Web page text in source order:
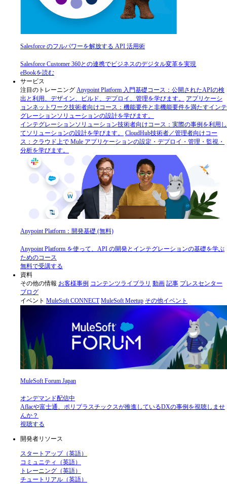
Salesforce のフルパワーを解放する API 活用術
Salesforce Customer 360との連携でビジネスのデジタル変革を実現
eBookを読む
サービス
注目のトレーニング Anypoint Platform 入門基礎コース：公開されたAPIの検
出と利用、デザイン、ビルド、デプロイ、管理を学びます。
アプリケーシ
ョンネットワーク技術者向けコース：機能要件と非機能要件を満たすインテ
グレーションソリューションの設計を学びます。
インテグレーションソリューション技術者向けコース：実際の事例を利用し
てソリューションの設計を学びます。
CloudHub技術者／管理者向けコー
ス：クラウド上で Mule アプリケーションの設定・デプロイ・管理・監視・
分析を学びます。
Anypoint Platform：開発基礎 (無料)
Anypoint Platform を使って、API の開発とインテグレーションの基礎を学ぶ
ためのコース
無料で受講する
資料
その他の情報 お客様事例 コンテンツライブラリ 動画 記事 プレスセンター
ブログ
イベント MuleSoft CONNECT MuleSoft Meetup その他イベント
MuleSoft Forum Japan
オンデマンド配信中
Aflacや富士通、ポリプラスチックスが推進しているDXの事例を視聴しませ
んか？
視聴する
開発者リソース
スタートアップ（英語）
コミュニティ（英語）
トレーニング（英語）
チュートリアル（英語）